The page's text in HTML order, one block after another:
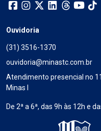
Ouvidoria
(31) 3516-1370
ouvidoria@minastc.com.br
Atendimento presencial no
Minas I
De 2ª a 6ª, das 9h às 12h e